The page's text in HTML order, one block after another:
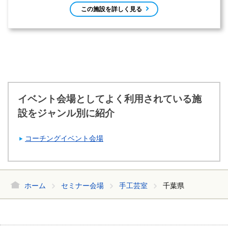
この施設を詳しく見る
イベント会場としてよく利用されている施
設をジャンル別に紹介
コーチングイベント会場
ホーム セミナー会場 手工芸室 千葉県